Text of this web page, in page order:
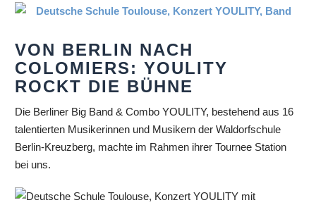
VON BERLIN NACH
COLOMIERS: YOULITY
ROCKT DIE BÜHNE
Die Berliner Big Band & Combo YOULITY, bestehend aus 16
talentierten Musikerinnen und Musikern der Waldorfschule
Berlin-Kreuzberg, machte im Rahmen ihrer Tournee Station
bei uns.